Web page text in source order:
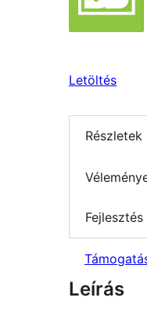
Letöltés
Részletek
Fejlesztés
Leírás